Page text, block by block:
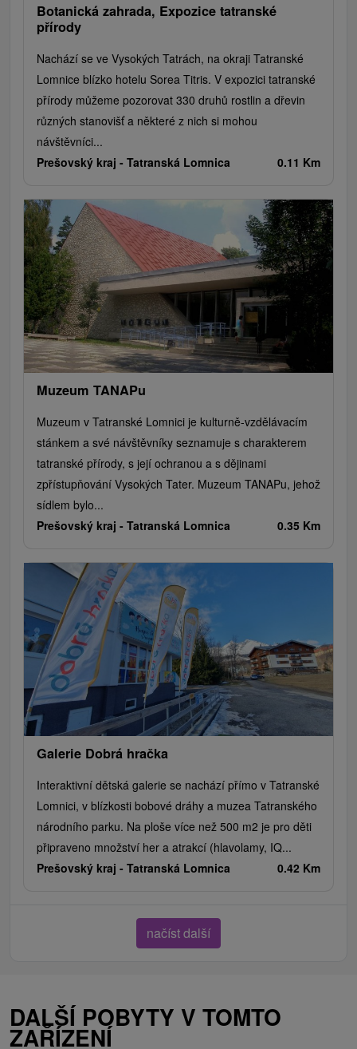
Botanická zahrada, Expozice tatranské
přírody
Nachází se ve Vysokých Tatrách, na okraji Tatranské
Lomnice blízko hotelu Sorea Titris. V expozici tatranské
přírody můžeme pozorovat 330 druhů rostlin a dřevin
různých stanovišť a některé z nich si mohou
návštěvníci...
Prešovský kraj - Tatranská Lomnica 0.11 Km
Muzeum TANAPu
Muzeum v Tatranské Lomnici je kulturně-vzdělávacím
stánkem a své návštěvníky seznamuje s charakterem
tatranské přírody, s její ochranou a s dějinami
zpřístupňování Vysokých Tater. Muzeum TANAPu, jehož
sídlem bylo...
Prešovský kraj - Tatranská Lomnica 0.35 Km
Galerie Dobrá hračka
Interaktivní dětská galerie se nachází přímo v Tatranské
Lomnici, v blízkosti bobové dráhy a muzea Tatranského
národního parku. Na ploše více než 500 m2 je pro děti
připraveno množství her a atrakcí (hlavolamy, IQ...
Prešovský kraj - Tatranská Lomnica 0.42 Km
načíst další
DALŠÍ POBYTY V TOMTO
ZAŘÍZENÍ